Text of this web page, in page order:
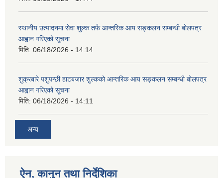
स्थानीय उत्पादनमा सेवा शुल्क तर्फ आन्तरिक आय सङ्कलन सम्बन्धी बोलपत्र
आह्वान गरिएको सूचना
मिति: 06/18/2026 - 14:14
शुक्रबारे पशुपन्छी हाटबजार शुल्कको आन्तरिक आय सङ्कलन सम्बन्धी बोलपत्र
आह्वान गरिएको सूचना
मिति: 06/18/2026 - 14:11
अन्य
ऐन, कानुन तथा निर्देशिका